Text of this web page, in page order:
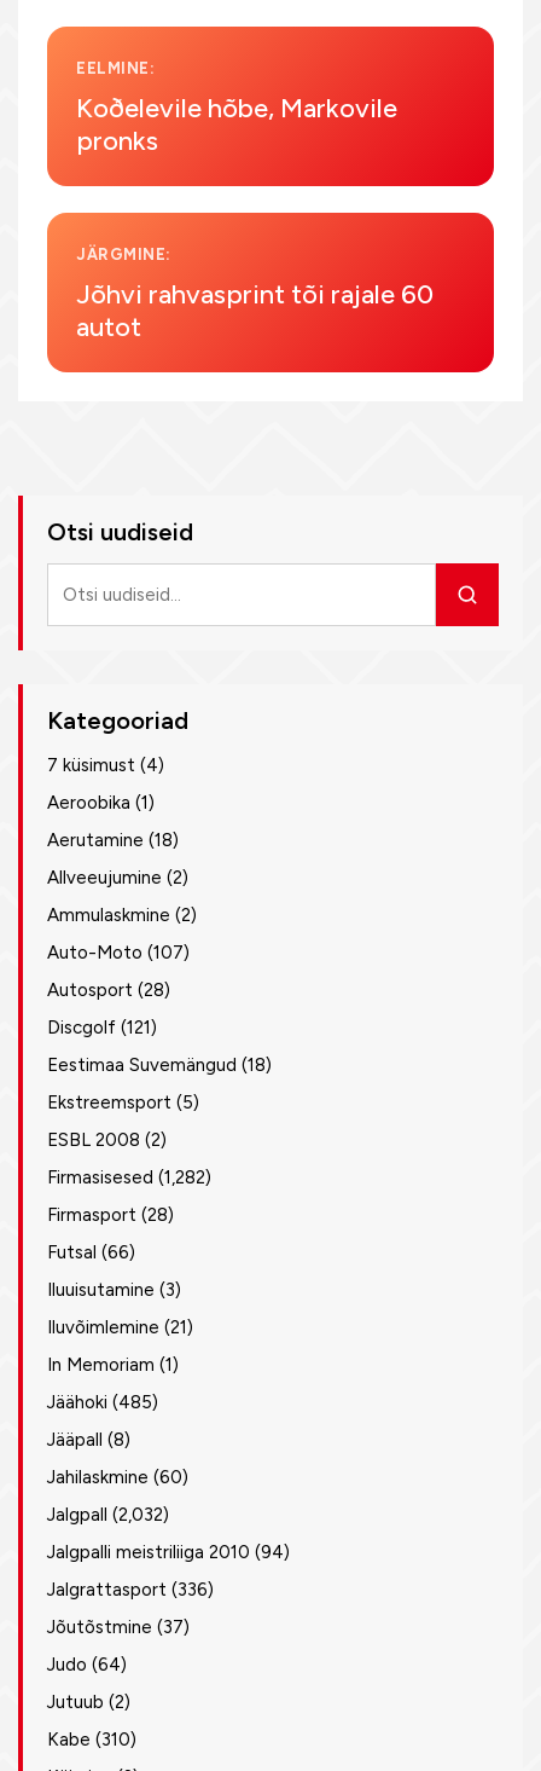
EELMINE:
Koðelevile hõbe, Markovile
pronks
JÄRGMINE:
Jõhvi rahvasprint tõi rajale 60
autot
Otsi uudiseid
uudiseid
Kategooriad
7 küsimust (4)
Aeroobika (1)
Aerutamine (18)
Allveeujumine (2)
Ammulaskmine (2)
Auto-Moto (107)
Autosport (28)
Discgolf (121)
Eestimaa Suvemängud (18)
Ekstreemsport (5)
ESBL 2008 (2)
Firmasisesed (1,282)
Firmasport (28)
Futsal (66)
Iluuisutamine (3)
Iluvõimlemine (21)
In Memoriam (1)
Jäähoki (485)
Jääpall (8)
Jahilaskmine (60)
Jalgpall (2,032)
Jalgpalli meistriliiga 2010 (94)
Jalgrattasport (336)
Jõutõstmine (37)
Judo (64)
Jutuub (2)
Kabe (310)